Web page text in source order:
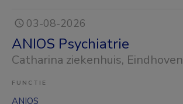
03-08-2026
ANIOS Psychiatrie
Catharina ziekenhuis, Eindhoven
FUNCTIE
ANIOS